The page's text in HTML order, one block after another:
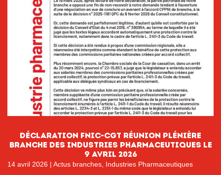
DÉCLARATION FNIC-CGT RÉUNION PLÉNIÈRE
BRANCHE DES INDUSTRIES PHARMACEUTIQUES LE
9 AVRIL 2026
14 avril 2026 | Actus branches Industries Pharmaceutiques